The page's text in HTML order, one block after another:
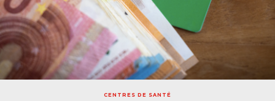
CENTRES DE SANTÉ